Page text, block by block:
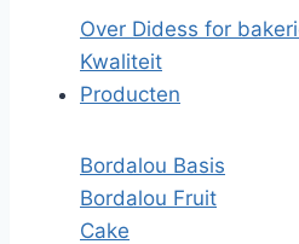
Over Didess for
Kwaliteit
Producten
Bordalou Basis
Bordalou Fruit
Cake